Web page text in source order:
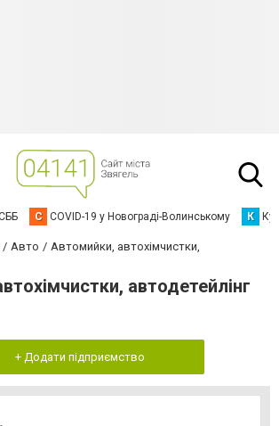
C COVID-19 у Новограді-Волинському К
Авто
Автомийки, автохімчистки,
автодетейлінг
+ Додати підприємство